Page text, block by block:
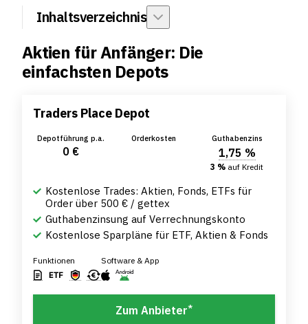
Inhaltsverzeichnis
Aktien für Anfänger: Die
einfachsten Depots
Traders Place Depot
Depotführung p.a.
0 €
Orderkosten Guthabenzins
1,75 %
3 % auf Kredit
Kostenlose Trades: Aktien, Fonds, ETFs für
Order über 500 € / gettex
Guthabenzinsung auf Verrechnungskonto
Kostenlose Sparpläne für ETF, Aktien & Fonds
Funktionen Software & App
Zum Anbieter*